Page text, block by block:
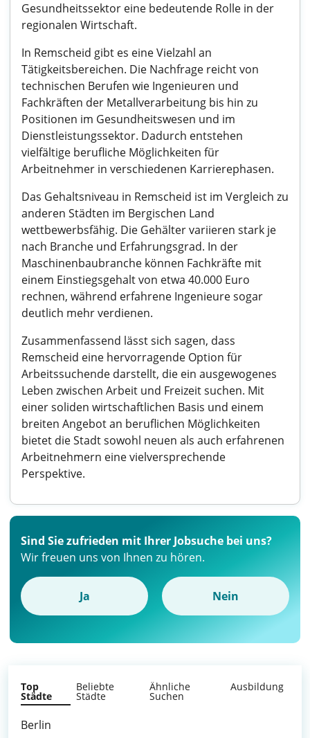
Gesundheitssektor eine bedeutende Rolle in der
regionalen Wirtschaft.
In Remscheid gibt es eine Vielzahl an
Tätigkeitsbereichen. Die Nachfrage reicht von
technischen Berufen wie Ingenieuren und
Fachkräften der Metallverarbeitung bis hin zu
Positionen im Gesundheitswesen und im
Dienstleistungssektor. Dadurch entstehen
vielfältige berufliche Möglichkeiten für
Arbeitnehmer in verschiedenen Karrierephasen.
Das Gehaltsniveau in Remscheid ist im Vergleich zu
anderen Städten im Bergischen Land
wettbewerbsfähig. Die Gehälter variieren stark je
nach Branche und Erfahrungsgrad. In der
Maschinenbaubranche können Fachkräfte mit
einem Einstiegsgehalt von etwa 40.000 Euro
rechnen, während erfahrene Ingenieure sogar
deutlich mehr verdienen.
Zusammenfassend lässt sich sagen, dass
Remscheid eine hervorragende Option für
Arbeitssuchende darstellt, die ein ausgewogenes
Leben zwischen Arbeit und Freizeit suchen. Mit
einer soliden wirtschaftlichen Basis und einem
breiten Angebot an beruflichen Möglichkeiten
bietet die Stadt sowohl neuen als auch erfahrenen
Arbeitnehmern eine vielversprechende
Perspektive.
Sind Sie zufrieden mit Ihrer Jobsuche bei uns?
Wir freuen uns von Ihnen zu hören.
Ja Nein
Top
Städte
Beliebte
Städte
Ähnliche
Suchen
Ausbildung
Berlin